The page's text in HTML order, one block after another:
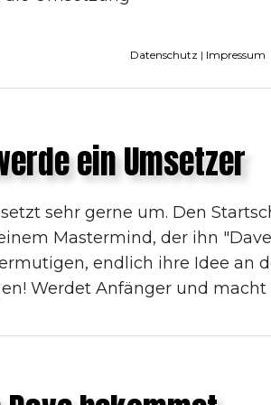
ein Umsetzer
sehr gerne um. Den
Mastermind, der ihn
endlich ihre Idee an
Werdet Anfänger und macht
Datenschutz | Impressum